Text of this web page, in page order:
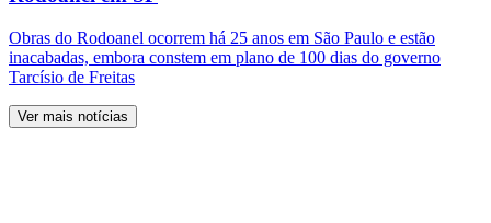
Obras do Rodoanel ocorrem há 25 anos em São Paulo e estão
inacabadas, embora constem em plano de 100 dias do governo
Tarcísio de Freitas
Ver mais notícias